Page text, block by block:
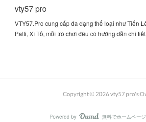
vty57 pro
VTY57.Pro cung cấp đa dạng thể loại như Tiến
Patti, Xì Tố, mỗi trò chơi đều có hướng dẫn chi
Copyright © 2026vty57 pro's
Powered by AmebaOwnd
無料でホームペー